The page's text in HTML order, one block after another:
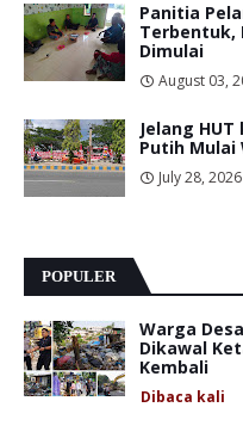
Panitia
Terbentuk,
Dimulai
August 03,
Jelang
Putih Mulai
July 28, 2026
POPULER
Warga
Dikawal
Kembali
Dibaca kali